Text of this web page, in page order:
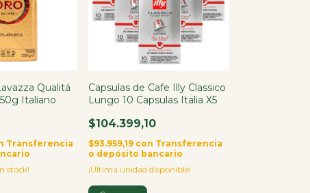
Qualitá
Italiano
Transferencia
stock!
Capsulas de Cafe Illy Classico
Lungo 10 Capsulas Italia X5
$104.399,10
$93.959,19 con Transferencia
o depósito bancario
¡Última unidad disponible!